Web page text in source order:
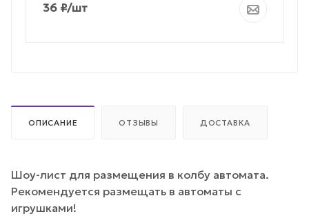
36 ₽/шт
ОПИСАНИЕ ОТЗЫВЫ ДОСТАВКА
Шоу-лист для размещения в колбу автомата.
Рекомендуется размещать в автоматы с
игрушками!